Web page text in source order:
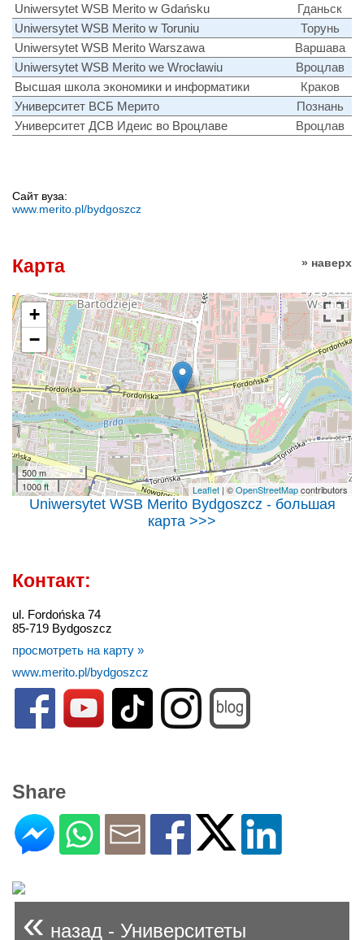
Uniwersytet WSB Merito w Gdańsku
Гданьск
Uniwersytet WSB Merito w Toruniu
Торунь
Uniwersytet WSB Merito Warszawa
Варшава
Uniwersytet WSB Merito we Wrocławiu
Вроцлав
Высшая школа экономики и информатики
Краков
Университет ВСБ Мерито
Познань
Университет ДСВ Идеис во Вроцлаве
Вроцлав
Сайт вуза:
www.merito.pl/bydgoszcz
» наверх
Карта
+
−
500 m
1000 ft
Leaflet | ©OpenStreetMapcontributors
Uniwersytet WSB Merito Bydgoszcz - большая
карта >>>
Контакт:
ul. Fordońska 74
85-719 Bydgoszcz
просмотреть на карту »
www.merito.pl/bydgoszcz
Share
« назад - Университеты